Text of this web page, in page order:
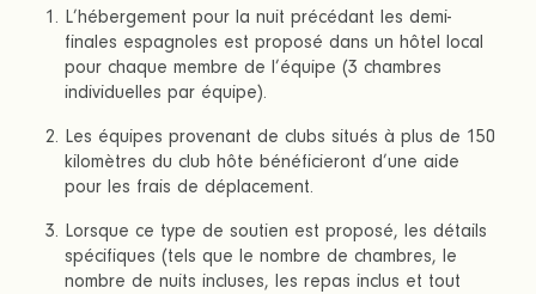
L’hébergement pour la nuit précédant les demi-
finales espagnoles est proposé dans un hôtel local
pour chaque membre de l’équipe (3 chambres
individuelles par équipe).
Les équipes provenant de clubs situés à plus de 150
kilomètres du club hôte bénéficieront d’une aide
pour les frais de déplacement.
Lorsque ce type de soutien est proposé, les détails
spécifiques (tels que le nombre de chambres, le
nombre de nuits incluses, les repas inclus et tout